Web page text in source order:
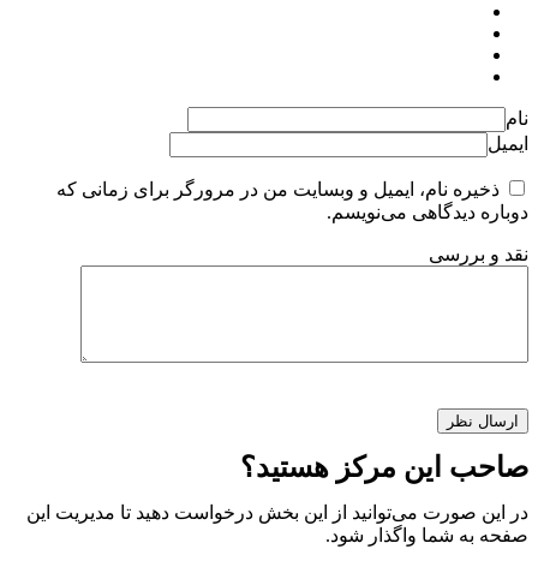
نام
ایمیل
ذخیره نام، ایمیل و وبسایت من در مرورگر برای زمانی که
دوباره دیدگاهی می‌نویسم.
نقد و بررسی
صاحب این مرکز هستید؟
در این صورت می‌توانید از این بخش درخواست دهید تا مدیریت این
صفحه به شما واگذار شود.